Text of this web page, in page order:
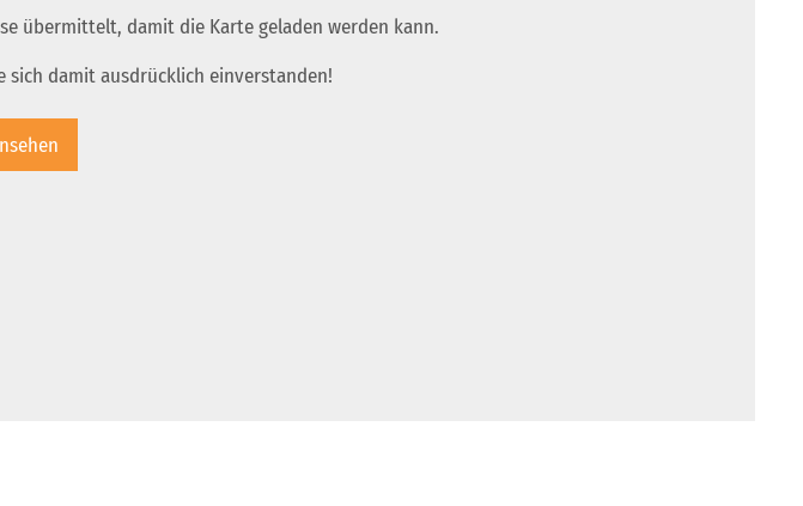
übermittelt, damit die Karte geladen werden kann.
sich damit ausdrücklich einverstanden!